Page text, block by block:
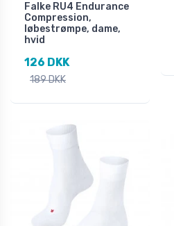
Falke RU4 Endurance
Compression,
løbestrømpe, dame,
hvid
126 DKK
189 DKK